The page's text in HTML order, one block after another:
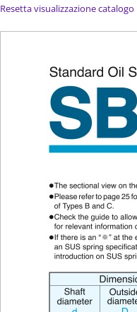
Resetta visualizzazione catalogo